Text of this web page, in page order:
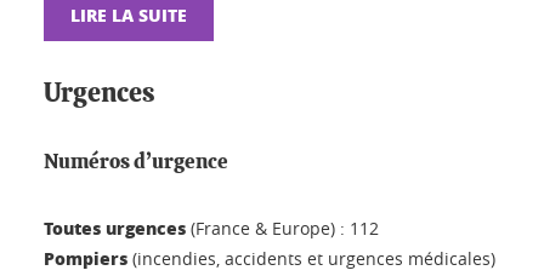
LIRE LA SUITE
Urgences
Numéros d’urgence
Toutes urgences (France & Europe) : 112
Pompiers (incendies, accidents et urgences médicales)